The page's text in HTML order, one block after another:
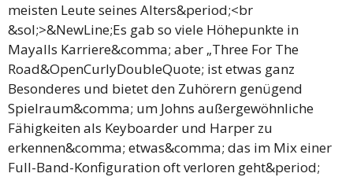
meisten Leute seines Alters&period;<br
&sol;>&NewLine;Es gab so viele Höhepunkte in
Mayalls Karriere&comma; aber „Three For The
Road&OpenCurlyDoubleQuote; ist etwas ganz
Besonderes und bietet den Zuhörern genügend
Spielraum&comma; um Johns außergewöhnliche
Fähigkeiten als Keyboarder und Harper zu
erkennen&comma; etwas&comma; das im Mix einer
Full-Band-Konfiguration oft verloren geht&period;